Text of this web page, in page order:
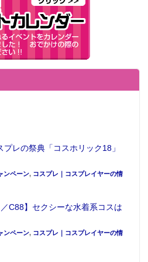
(11)
201505300004
レの祭典「コスホリック18」
ンペーン, コスプレ｜コスプレイヤーの情
／C88】セクシーな水着系コスは
ンペーン, コスプレ｜コスプレイヤーの情